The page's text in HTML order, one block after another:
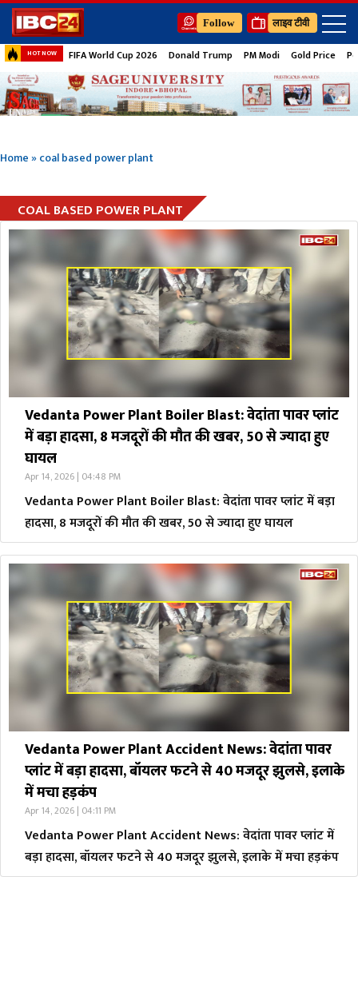
Follow लाइव टीवी
HOT NOW FIFA World Cup 2026 Donald Trump PM Modi Gold Price
Home»coal based power plant
COAL BASED POWER PLANT
Vedanta Power Plant Boiler Blast: वेदांता पावर प्लांट
में बड़ा हादसा, 8 मजदूरों की मौत की खबर, 50 से ज्यादा हुए
घायल
Apr 14, 2026 | 04:48 PM
Vedanta Power Plant Boiler Blast: वेदांता पावर प्लांट में बड़ा
हादसा, 8 मजदूरों की मौत की खबर, 50 से ज्यादा हुए घायल
Vedanta Power Plant Accident News: वेदांता पावर
प्लांट में बड़ा हादसा, बॉयलर फटने से 40 मजदूर झुलसे, इलाके
में मचा हड़कंप
Apr 14, 2026 | 04:11 PM
Vedanta Power Plant Accident News: वेदांता पावर प्लांट में
बड़ा हादसा, बॉयलर फटने से 40 मजदूर झुलसे, इलाके में मचा हड़कंप